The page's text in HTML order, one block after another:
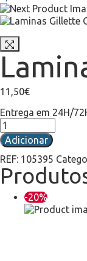
11,50€
Entrega em 24H/
Adicionar
REF: 105395
-20%